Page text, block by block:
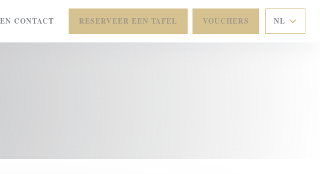
CONTACT RESERVEER EEN TAFEL VOUCHERS NL